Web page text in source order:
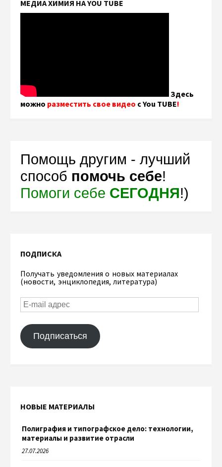
МЕДИА ХИМИЯ НА YOU TUBE
Здесь
можно разместить свое видео с You TUBE!
Помощь другим - лучший
способ помочь себе!
Помоги себе СЕГОДНЯ!)
ПОДПИСКА
Получать уведомления о новых материалах
(новости, энциклопедия, литература)
Подписаться
НОВЫЕ МАТЕРИАЛЫ
Полиграфия и типографское дело: технологии,
материалы и развитие отрасли
27.07.2026